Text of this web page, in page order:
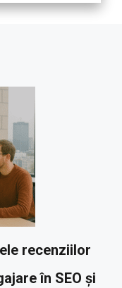
recenziilor
în SEO și